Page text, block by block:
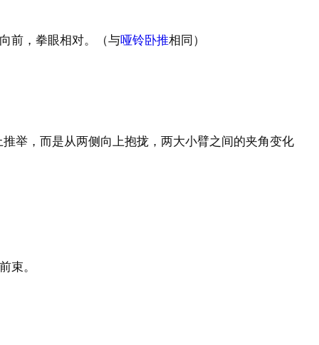
前，拳眼相对。（与哑铃卧推相同）
举，而是从两侧向上抱拢，两大小臂之间的夹角变化
束。